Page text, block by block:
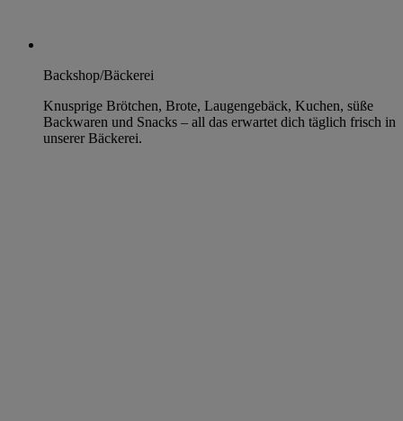
Backshop/Bäckerei
Knusprige Brötchen, Brote, Laugengebäck, Kuchen, süße
Backwaren und Snacks – all das erwartet dich täglich frisch in
unserer Bäckerei.